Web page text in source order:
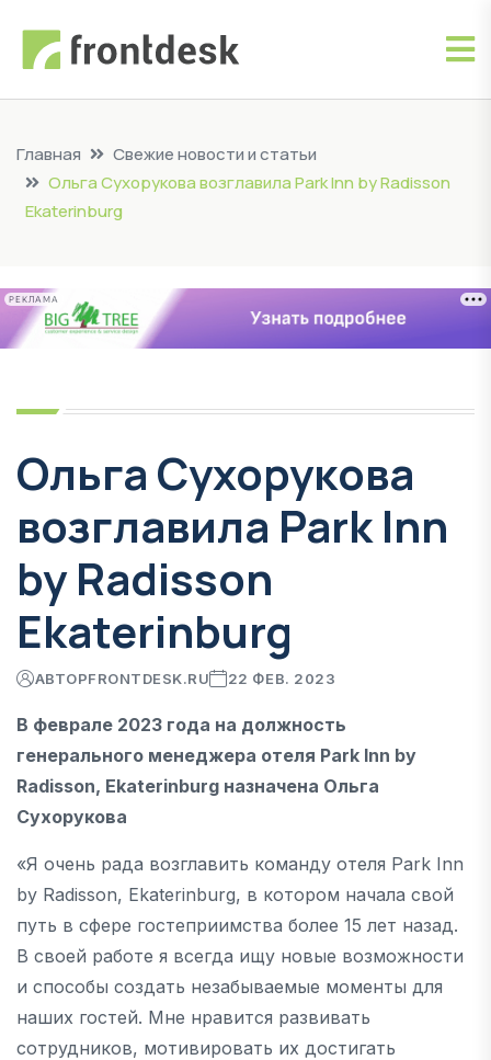
Главная
Свежие новости и статьи
Ольга Сухорукова возглавила Park Inn by Radisson
Ekaterinburg
РЕКЛАМА
Ольга Сухорукова
возглавила Park Inn
by Radisson
Ekaterinburg
АВТОРFRONTDESK.RU 22 ФЕВ. 2023
В феврале 2023 года на должность
генерального менеджера отеля Park Inn by
Radisson, Ekaterinburg назначена Ольга
Сухорукова
«Я очень рада возглавить команду отеля Park Inn
by Radisson, Ekaterinburg, в котором начала свой
путь в сфере гостеприимства более 15 лет назад.
В своей работе я всегда ищу новые возможности
и способы создать незабываемые моменты для
наших гостей. Мне нравится развивать
сотрудников, мотивировать их достигать